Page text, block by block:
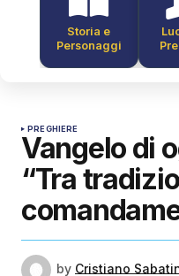
Storia e
Personaggi
PREGHIERE
Vangelo di
“Tra
by Cristiano